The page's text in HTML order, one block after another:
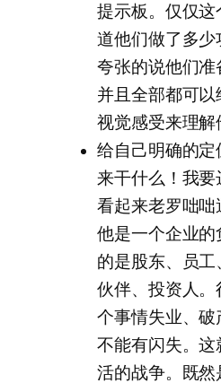
提示板。仅仅
道他们做了多
夸张的说他们准
并且全部都可
视觉感受来理解
给自己明确的
来干什么！我要
看起来老罗咄
他是一个企业
的是股东、员
伙伴、投资人
个事情失业、
不能有闪失。
活的战争。既